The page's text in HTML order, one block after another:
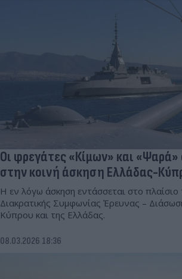
Οι φρεγάτες «Κίμων» και
στην κοινή άσκηση Ελλάδας-
Η εν λόγω άσκηση εντάσσεται στο πλαίσιο
Διακρατικής Συμφωνίας Έρευνας –
Κύπρου και της Ελλάδας.
08.03.2026 18:36